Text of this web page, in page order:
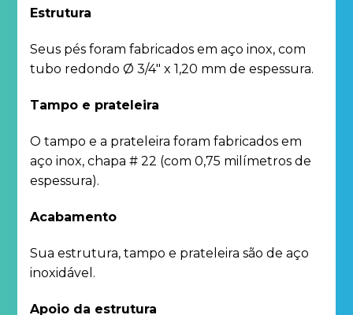
Estrutura
Seus pés foram fabricados em aço inox, com
tubo redondo Ø 3/4″ x 1,20 mm de espessura.
Tampo e prateleira
O tampo e a prateleira foram fabricados em
aço inox, chapa # 22 (com 0,75 milímetros de
espessura).
Acabamento
Sua estrutura, tampo e prateleira são de aço
inoxidável.
Apoio da estrutura